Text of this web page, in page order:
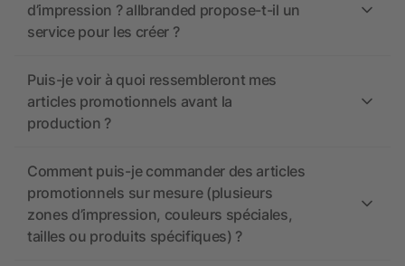
d’impression ? allbranded propose-t-il un
service pour les créer ?
Puis-je voir à quoi ressembleront mes
articles promotionnels avant la
production ?
Comment puis-je commander des articles
promotionnels sur mesure (plusieurs
zones d’impression, couleurs spéciales,
tailles ou produits spécifiques) ?